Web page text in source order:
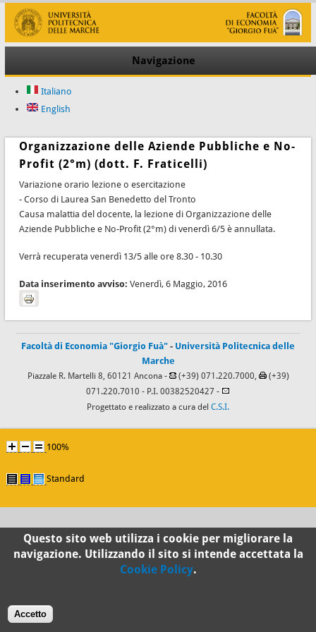
Navigazione
Italiano
English
Organizzazione delle Aziende Pubbliche e No-
Profit (2°m) (dott. F. Fraticelli)
Variazione orario lezione o esercitazione
- Corso di Laurea San Benedetto del Tronto
Causa malattia del docente, la lezione di Organizzazione delle
Aziende Pubbliche e No-Profit (2°m) di venerdì 6/5 è annullata.
Verrà recuperata venerdì 13/5 alle ore 8.30 - 10.30
Data inserimento avviso: Venerdì, 6 Maggio, 2016
Facoltà di Economia "Giorgio Fuà" - Università Politecnica delle
Marche
Piazzale R. Martelli 8, 60121 Ancona - (+39) 071.220.7000,
(+39)
071.220.7010 - P.I. 00382520427 -
Progettato e realizzato a cura del C.S.I.
100%
Standard
Questo sito web utilizza i cookie per migliorare la
navigazione. Utilizzando il sito si intende accettata la
Cookie Policy.
Accetto